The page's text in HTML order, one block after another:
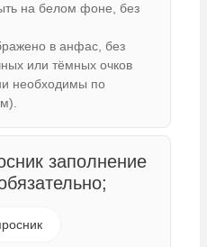
на белом фоне, без
в анфас, без
или тёмных очков
необходимы по
заполнение